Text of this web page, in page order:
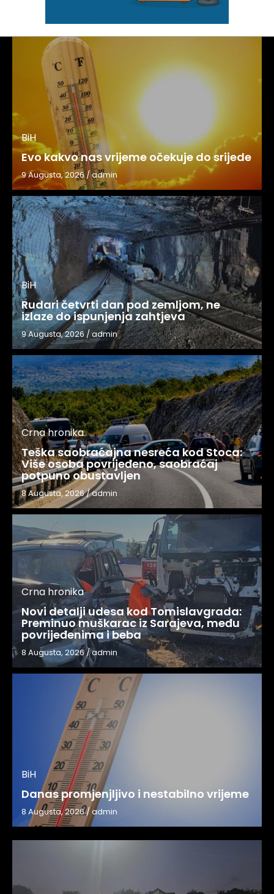
BiH
Evo kakvo nas vrijeme očekuje do srijede
9 Augusta, 2026/admin
BiH
Rudari četvrti dan pod zemljom, ne
izlaze do ispunjenja zahtjeva
9 Augusta, 2026 /admin
Crna hronika
Teška saobraćajna nesreća kod Stoca:
Više osoba povrijeđeno, saobraćaj
potpuno obustavljen
8 Augusta, 2026/admin
Crna hronika
Novi detalji udesa kod Tomislavgrada:
Preminuo muškarac iz Sarajeva, među
povrijeđenima i beba
8 Augusta, 2026/admin
BiH
Danas promjenjljivo i nestabilno vrijeme
8 Augusta, 2026/admin